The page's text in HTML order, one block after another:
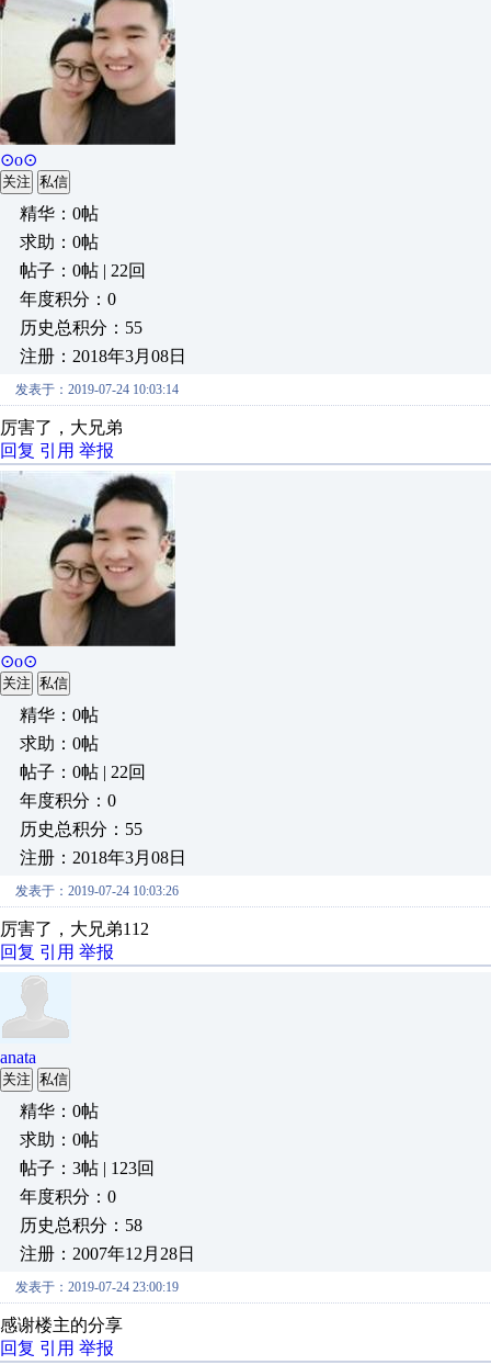
⊙o⊙
关注 私信
精华：0帖
求助：0帖
帖子：0帖 | 22回
年度积分：0
历史总积分：55
注册：2018年3月08日
发表于：2019-07-24 10:03:14
厉害了，大兄弟
回复 引用 举报
⊙o⊙
关注 私信
精华：0帖
求助：0帖
帖子：0帖 | 22回
年度积分：0
历史总积分：55
注册：2018年3月08日
发表于：2019-07-24 10:03:26
厉害了，大兄弟112
回复 引用 举报
anata
关注 私信
精华：0帖
求助：0帖
帖子：3帖 | 123回
年度积分：0
历史总积分：58
注册：2007年12月28日
发表于：2019-07-24 23:00:19
感谢楼主的分享
回复 引用 举报